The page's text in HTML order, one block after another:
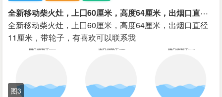
全
新移动柴火灶，上囗60厘米，高度64厘米，出烟口直径11厘米，带轮子，有喜欢可以联系我
全新移动柴火灶，上囗60厘米，高度64厘米，出烟口直径
11厘米，带轮子，有喜欢可以联系我
图3